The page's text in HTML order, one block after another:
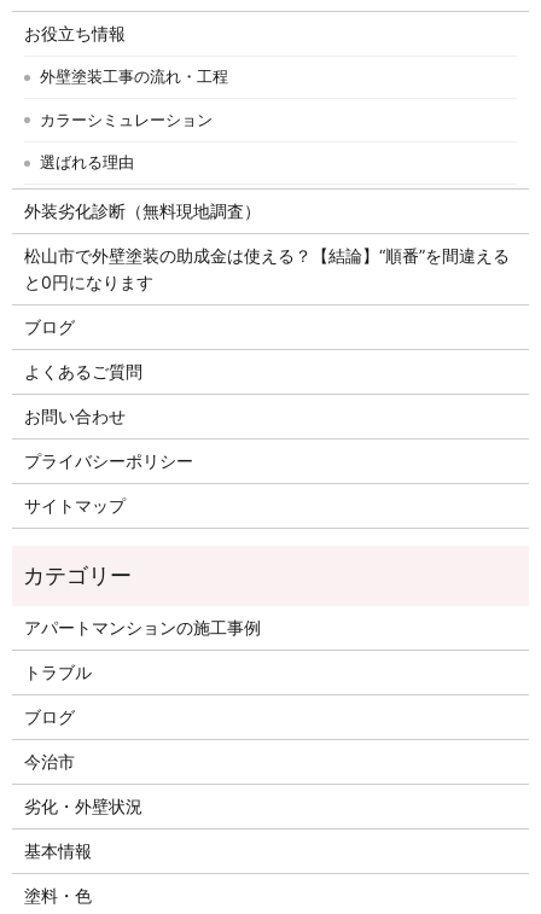
お役立ち情報
外壁塗装工事の流れ・工程
カラーシミュレーション
選ばれる理由
外装劣化診断（無料現地調査）
松山市で外壁塗装の助成金は使える？【結論】“順番”を間違える
と0円になります
ブログ
よくあるご質問
お問い合わせ
プライバシーポリシー
サイトマップ
アパートマンションの施工事例
トラブル
ブログ
今治市
劣化・外壁状況
基本情報
塗料・色